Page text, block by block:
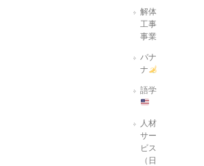
解体
工事
事業
バナ
ナ
語学
人材
サー
ビス
（日